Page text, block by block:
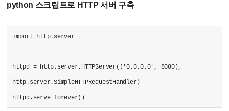
python 스크립트로 HTTP 서버 구축
import http.server
httpd = http.server.HTTPServer(('0.0.0.0', 8080),
http.server.SimpleHTTPRequestHandler)
httpd.serve_forever()